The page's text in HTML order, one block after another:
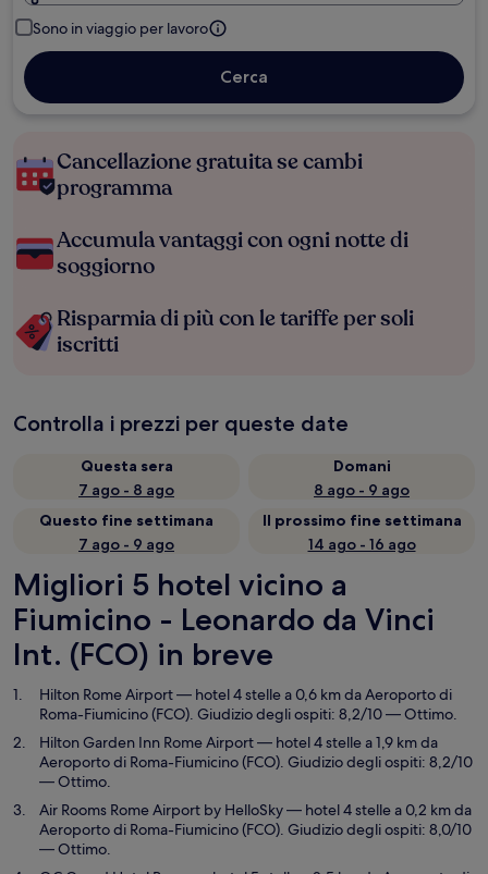
Sono in viaggio per lavoro
Cerca
Cancellazione gratuita se cambi
programma
Accumula vantaggi con ogni notte di
soggiorno
Risparmia di più con le tariffe per soli
iscritti
Controlla i prezzi per queste date
Questa sera
7 ago - 8 ago
Domani
8 ago - 9 ago
Questo fine settimana
7 ago - 9 ago
Il prossimo fine settimana
14 ago - 16 ago
Migliori 5 hotel vicino a
Fiumicino - Leonardo da Vinci
Int. (FCO) in breve
Hilton Rome Airport— hotel 4 stelle a 0,6 km da Aeroporto di
Roma-Fiumicino (FCO). Giudizio degli ospiti: 8,2/10 — Ottimo.
Hilton Garden Inn Rome Airport— hotel 4 stelle a 1,9 km da
Aeroporto di Roma-Fiumicino (FCO). Giudizio degli ospiti: 8,2/10
— Ottimo.
Air Rooms Rome Airport by HelloSky— hotel 4 stelle a 0,2 km da
Aeroporto di Roma-Fiumicino (FCO). Giudizio degli ospiti: 8,0/10
— Ottimo.